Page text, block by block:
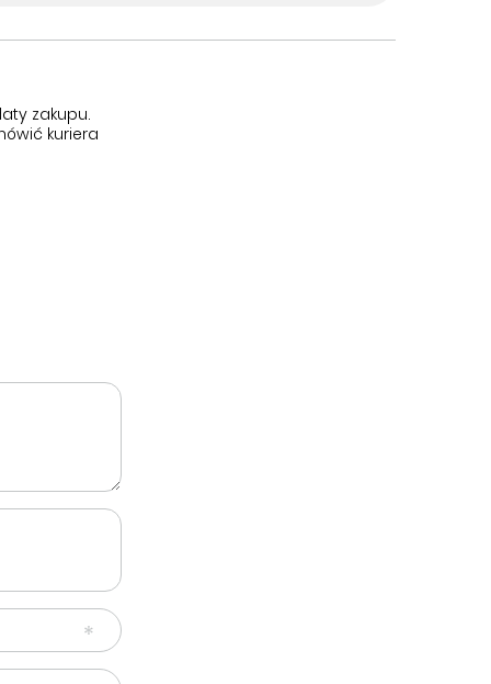
zakupu.
kuriera